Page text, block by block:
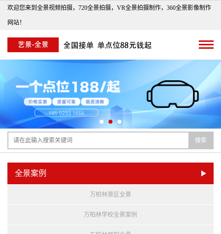
欢迎您来到全景视频拍摄，720全景拍摄，VR全景拍摄制作，360全景影像制作
网站！
搜索
全景案例
万柏林景区全景
万柏林学校全景案例